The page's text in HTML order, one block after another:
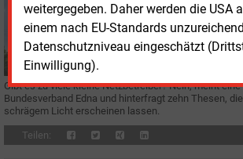
weitergegeben. Daher werden die USA
einem nach EU-Standards
Datenschutzniveau eingeschätzt
Einwilligung).
STROMNETZ
Netzbetreiber sehen sich in
Gibt es zu viele kleine Netzbetreiber? Nein, meint
Bundesverband Edna und hinterfragt zehn Thesen,
schrägem Licht erscheinen lassen.
Teilen: